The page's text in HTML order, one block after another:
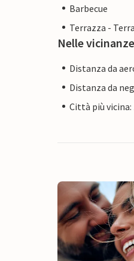
Barbecue
Terrazza -
Nelle vicinanze
Distanza da
Distanza da
Città più